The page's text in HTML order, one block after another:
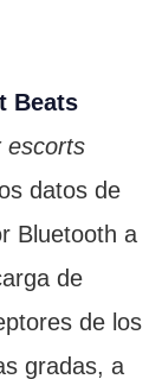
Beats
escorts
datos de
Bluetooth a
de
de los
gradas, a